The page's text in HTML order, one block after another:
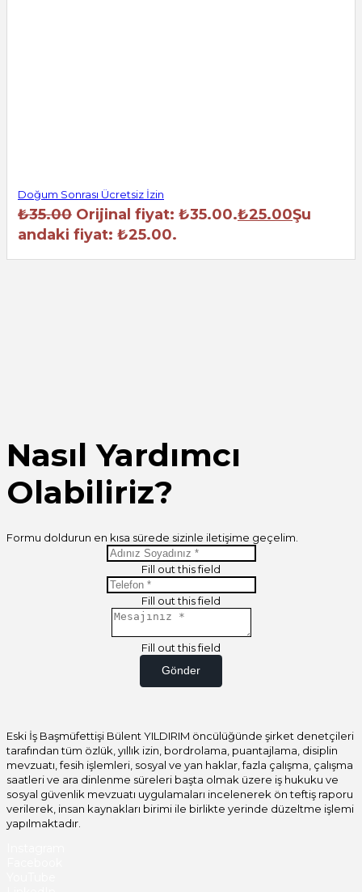
Doğum Sonrası Ücretsiz İzin
₺35.00 Orijinal fiyat: ₺35.00.₺25.00Şu
andaki fiyat: ₺25.00.
Nasıl Yardımcı
Olabiliriz?
Formu doldurun en kısa sürede sizinle iletişime geçelim.
Fill out this field
Fill out this field
Fill out this field
Gönder
Eski İş Başmüfettişi Bülent YILDIRIM öncülüğünde şirket denetçileri
tarafından tüm özlük, yıllık izin, bordrolama, puantajlama, disiplin
mevzuatı, fesih işlemleri, sosyal ve yan haklar, fazla çalışma, çalışma
saatleri ve ara dinlenme süreleri başta olmak üzere iş hukuku ve
sosyal güvenlik mevzuatı uygulamaları incelenerek ön teftiş raporu
verilerek, insan kaynakları birimi ile birlikte yerinde düzeltme işlemi
yapılmaktadır.